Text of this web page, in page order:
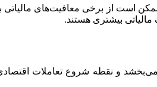
است از برخی معافیت‌های مالیاتی
بیشتری هستند.
می‌بخشد و نقطه شروع تعاملات